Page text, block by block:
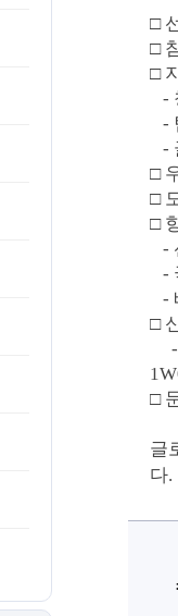
(~6.22)
□
□
□
-
-
□
□
□
-
-
-
□
□
글
다.